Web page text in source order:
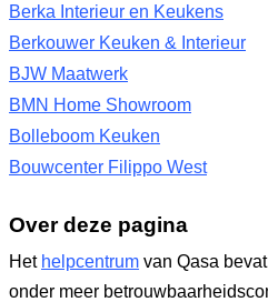
Berka Interieur en Keukens
Berkouwer Keuken & Interieur
BJW Maatwerk
BMN Home Showroom
Bolleboom Keuken
Bouwcenter Filippo West
Over deze pagina
Het helpcentrum van Qasa
onder meer